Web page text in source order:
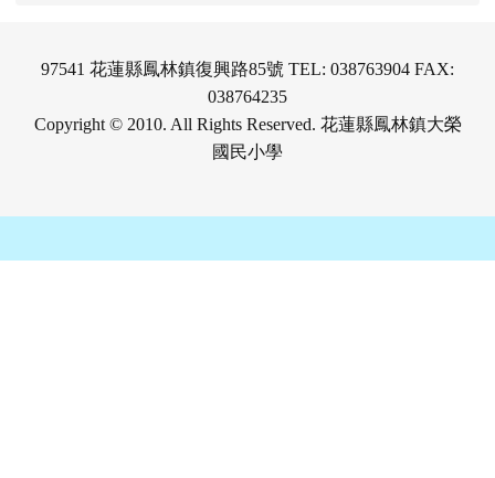
97541 花蓮縣鳳林鎮復興路85號 TEL: 038763904 FAX:
038764235
Copyright © 2010. All Rights Reserved. 花蓮縣鳳林鎮大榮
國民小學